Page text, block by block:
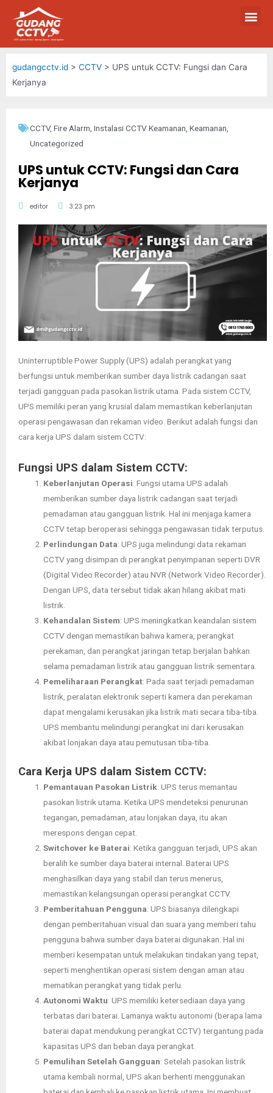
gudangcctv.id > CCTV > UPS untuk CCTV: Fungsi dan Cara
Kerjanya
CCTV, Fire Alarm Instalasi CCTV Keamanan Keamanan
Uncategorized
UPS untuk CCTV: Fungsi dan Cara
Kerjanya
editor 3:23 pm
Uninterruptible Power Supply (UPS) adalah perangkat yang
berfungsi untuk memberikan sumber daya listrik cadangan saat
terjadi gangguan pada pasokan listrik utama. Pada sistem CCTV,
UPS memiliki peran yang krusial dalam memastikan keberlanjutan
operasi pengawasan dan rekaman video. Berikut adalah fungsi dan
cara kerja UPS dalam sistem CCTV:
Fungsi UPS dalam Sistem CCTV:
Keberlanjutan Operasi: Fungsi utama UPS adalah
memberikan sumber daya listrik cadangan saat terjadi
pemadaman atau gangguan listrik. Hal ini menjaga kamera
CCTV tetap beroperasi sehingga pengawasan tidak terputus.
Perlindungan Data: UPS juga melindungi data rekaman
CCTV yang disimpan di perangkat penyimpanan seperti DVR
(Digital Video Recorder) atau NVR (Network Video Recorder).
Dengan UPS, data tersebut tidak akan hilang akibat mati
listrik.
Kehandalan Sistem: UPS meningkatkan keandalan sistem
CCTV dengan memastikan bahwa kamera, perangkat
perekaman, dan perangkat jaringan tetap berjalan bahkan
selama pemadaman listrik atau gangguan listrik sementara.
Pemeliharaan Perangkat: Pada saat terjadi pemadaman
listrik, peralatan elektronik seperti kamera dan perekaman
dapat mengalami kerusakan jika listrik mati secara tiba-tiba.
UPS membantu melindungi perangkat ini dari kerusakan
akibat lonjakan daya atau pemutusan tiba-tiba.
Cara Kerja UPS dalam Sistem CCTV:
Pemantauan Pasokan Listrik: UPS terus memantau
pasokan listrik utama. Ketika UPS mendeteksi penurunan
tegangan, pemadaman, atau lonjakan daya, itu akan
merespons dengan cepat.
Switchover ke Baterai: Ketika gangguan terjadi, UPS akan
beralih ke sumber daya baterai internal. Baterai UPS
menghasilkan daya yang stabil dan terus menerus,
memastikan kelangsungan operasi perangkat CCTV.
Pemberitahuan Pengguna: UPS biasanya dilengkapi
dengan pemberitahuan visual dan suara yang memberi tahu
pengguna bahwa sumber daya baterai digunakan. Hal ini
memberi kesempatan untuk melakukan tindakan yang tepat,
seperti menghentikan operasi sistem dengan aman atau
mematikan perangkat yang tidak perlu.
Autonomi Waktu: UPS memiliki ketersediaan daya yang
terbatas dari baterai. Lamanya waktu autonomi (berapa lama
baterai dapat mendukung perangkat CCTV) tergantung pada
kapasitas UPS dan beban daya perangkat.
Pemulihan Setelah Gangguan: Setelah pasokan listrik
utama kembali normal, UPS akan berhenti menggunakan